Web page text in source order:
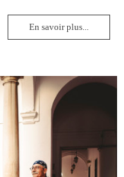
En savoir plus...